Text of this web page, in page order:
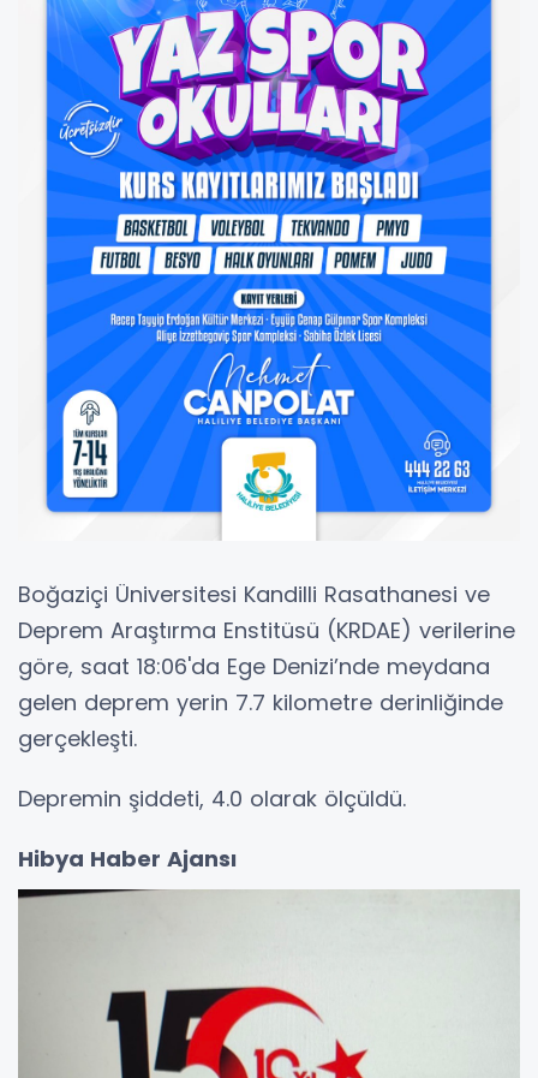
Boğaziçi Üniversitesi Kandilli Rasathanesi ve
Deprem Araştırma Enstitüsü (KRDAE) verilerine
göre, saat 18:06'da Ege Denizi’nde meydana
gelen deprem yerin 7.7 kilometre derinliğinde
gerçekleşti.
Depremin şiddeti, 4.0 olarak ölçüldü.
Hibya Haber Ajansı